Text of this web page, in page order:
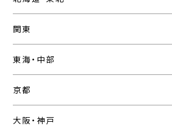
関東
東海・中部
京都
大阪・神戸